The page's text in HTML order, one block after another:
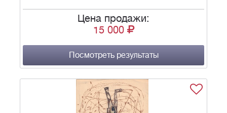
Цена продажи:
15 000
Посмотреть результаты